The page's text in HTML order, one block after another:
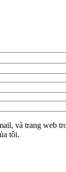
và trang web
tôi.